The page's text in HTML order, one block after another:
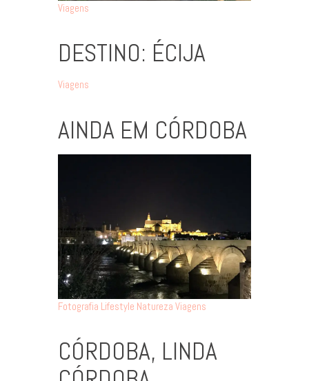
Viagens
DESTINO: ÉCIJA
Viagens
AINDA EM CÓRDOBA
Fotografia Lifestyle Natureza Viagens
CÓRDOBA, LINDA